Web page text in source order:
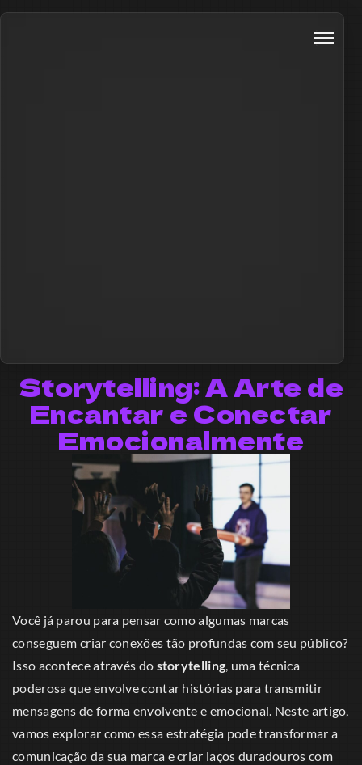
Storytelling: A Arte de
Encantar e Conectar
Emocionalmente
Você já parou para pensar como algumas marcas
conseguem criar conexões tão profundas com seu público?
Isso acontece através do storytelling , uma técnica
poderosa que envolve contar histórias para transmitir
mensagens de forma envolvente e emocional. Neste artigo,
vamos explorar como essa estratégia pode transformar a
comunicação da sua marca e criar laços duradouros com